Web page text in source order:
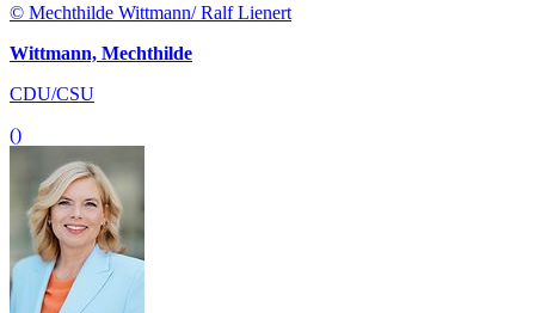
© Mechthilde Wittmann/ Ralf Lienert
Wittmann, Mechthilde
CDU/CSU
()